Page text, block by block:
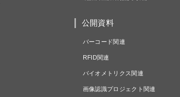
公開資料
バーコード関連
RFID関連
バイオメトリクス関連
画像認識プロジェクト関連